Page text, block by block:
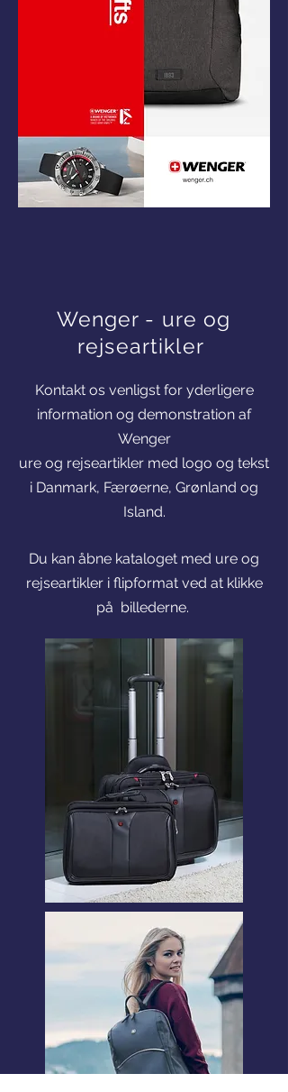
Wenger - ure og
rejseartikler
Kontakt os venligst for yderligere
information og demonstration af
Wenger
ure og rejseartikler med logo og tekst
i Danmark, Færøerne, Grønland og
Island.
Du kan åbne kataloget med ure og
rejseartikler i flipformat ved at klikke
på billederne.